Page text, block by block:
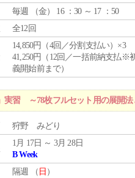
毎週 （金） 16 ：30 ～ 17 ：50
全12回
14,850円（4回／分割支払い）×3
41,250円（12回／一括前納支払※
義開始前まで）
習 ～78枚フルセット用の展開法
狩野 みどり
1月 17日 ～ 3月 28日
B Week
隔週 （ 日 ）